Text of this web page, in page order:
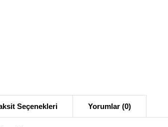
Seçenekleri Yorumlar (0)